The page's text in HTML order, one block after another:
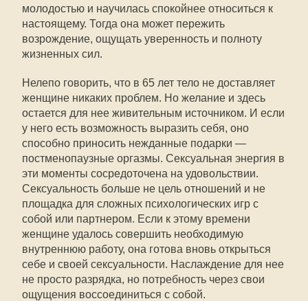
молодостью и научилась спокойнее относиться к
настоящему. Тогда она может пережить
возрождение, ощущать уверенность и полноту
жизненных сил.
Нелепо говорить, что в 65 лет тело не доставляет
женщине никаких проблем. Но желание и здесь
остается для нее живительным источником. И если
у него есть возможность выразить себя, оно
способно приносить нежданные подарки —
постменопаузные оргазмы. Сексуальная энергия в
эти моменты сосредоточена на удовольствии.
Сексуальность больше не цель отношений и не
площадка для сложных психологических игр с
собой или партнером. Если к этому времени
женщине удалось совершить необходимую
внутреннюю работу, она готова вновь открыться
себе и своей сексуальности. Наслаждение для нее
не просто разрядка, но потребность через свои
ощущения воссоединиться с собой.